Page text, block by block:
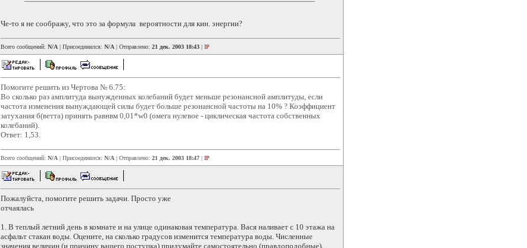
Че-то я не соображу, что это за формула вероятности для кин. энергии?
Всего сообщений: N/A | Присоединился: N/A | Отправлено: 21 дек. 2003 18:43 | IP
Помогите решить из Чертова № 6.75:
Во сколько раз амплитуда вынужденных колебаний будет меньше резонансной амплитуды, если
частота изменения вынуждающей силы будет больше резонансной частоты на 10% ? Коэффициент
затухания б(ветта) принять равнвм 0,01*w0 (омега нулевое - циклическая частота собственных
колебаний).
Ответ: 1,53.
Всего сообщений: N/A | Присоединился: N/A | Отправлено: 21 дек. 2003 18:47 | IP
Пожалуйста, помогите решить задачи. Просто уже
отчаялась
1. В теплый летний день в комнате и на улице одинаковая температура. Вася наливает с 10 этажа на
асфальт стакан воды. Оцените, на сколько градусов изменится температура воды. Численные
значения величин (и причину вашего поступка) придумайте самостоятельно (правдоподобные).